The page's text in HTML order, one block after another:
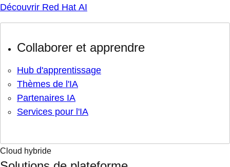
Découvrir Red Hat AI
Collaborer et apprendre
Hub d'apprentissage
Thèmes de l'IA
Partenaires IA
Services pour l'IA
Cloud hybride